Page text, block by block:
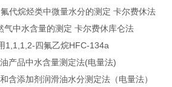
代烷烃类中微量水分的测定 卡尔费休法
中水含量的测定 卡尔费休库仑法
1,1,1,2-四氟乙烷HFC-134a
产品中水含量测定法(电量法)
含添加剂润滑油水分测定法（电量法）